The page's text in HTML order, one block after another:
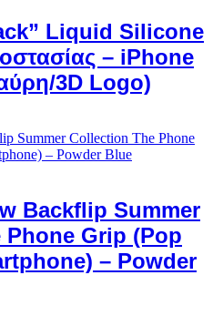
Liquid Silicone
– iPhone
3D Logo)
Backflip Summer
Grip (Pop
– Powder